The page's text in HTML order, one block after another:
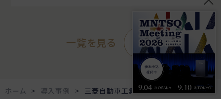
一覧を見る
ホーム 導入事例 三菱自動車工業の法務DX：4つのシステム統合とナレッジマネジメント強化で実現した業務改革